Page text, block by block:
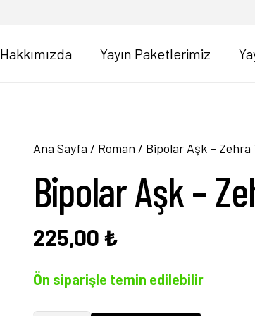
Hakkımızda Yayın Paketlerimiz
Ana Sayfa / Roman / Bipolar Aşk – Zehra
Bipolar Aşk –
225,00 ₺
Ön siparişle temin edilebilir